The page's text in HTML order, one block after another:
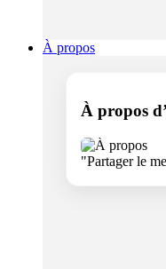
À propos
À propos
"Partager le